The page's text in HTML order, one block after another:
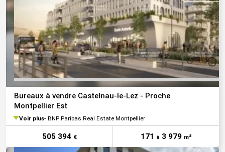
Bureaux à vendre Castelnau-le-Lez - Proche
Montpellier Est
Voir plus BNP Paribas Real Estate Montpellier
505 394 € 171 à3 979 m²